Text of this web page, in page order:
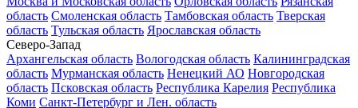
область Смоленская область Тамбовская область Тверская
область Тульская область Ярославская область
Северо-Запад
Архангельская область Вологодская область Калининградская
область Мурманская область Ненецкий АО Новгородская
область Псковская область Республика Карелия Республика
Коми Санкт-Петербург и Лен. область